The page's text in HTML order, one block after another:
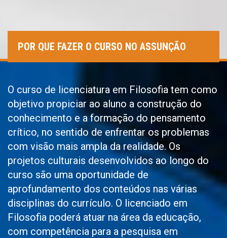
POR QUE FAZER O CURSO NO ASSUNÇÃO
O curso de licenciatura em Filosofia tem como
objetivo propiciar ao aluno a construção do
conhecimento e a formação do pensamento
crítico, no sentido de enfrentar os problemas
com visão mais ampla da realidade. Os
projetos culturais desenvolvidos ao longo do
curso são uma oportunidade de
aprofundamento dos conteúdos nas várias
disciplinas do currículo. O licenciado em
Filosofia poderá atuar na área da educação,
com competência para a pesquisa em